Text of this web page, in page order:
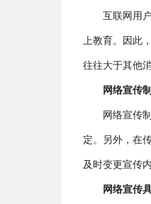
互联网用
上教育。因此
往往大于其他
网络宣传
网络宣传
定。另外，在
及时变更宣传
网络宣传